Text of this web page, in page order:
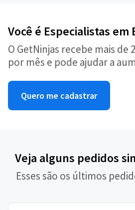
Você é Especialistas em
O GetNinjas recebe mais de
por mês e pode ajudar a
Quero me cadastrar
Veja alguns pedidos
Esses são os últimos